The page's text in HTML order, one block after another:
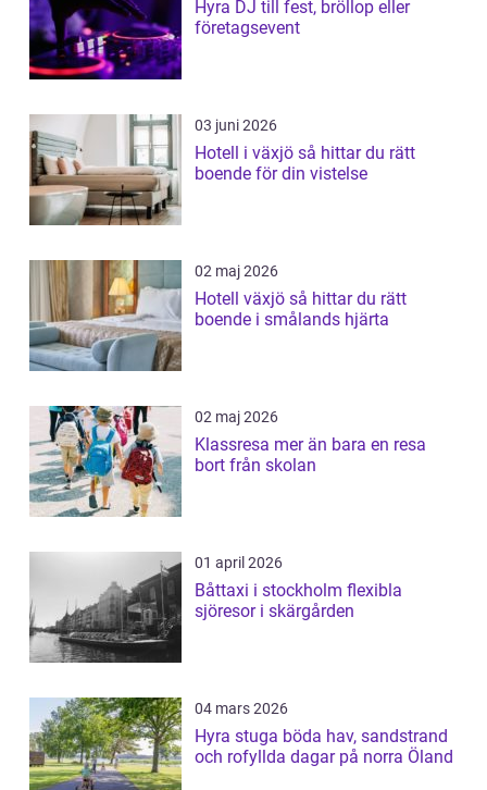
Hyra DJ till fest, bröllop eller
företagsevent
03 juni 2026
Hotell i växjö så hittar du rätt
boende för din vistelse
02 maj 2026
Hotell växjö så hittar du rätt
boende i smålands hjärta
02 maj 2026
Klassresa mer än bara en resa
bort från skolan
01 april 2026
Båttaxi i stockholm flexibla
sjöresor i skärgården
04 mars 2026
Hyra stuga böda hav, sandstrand
och rofyllda dagar på norra Öland